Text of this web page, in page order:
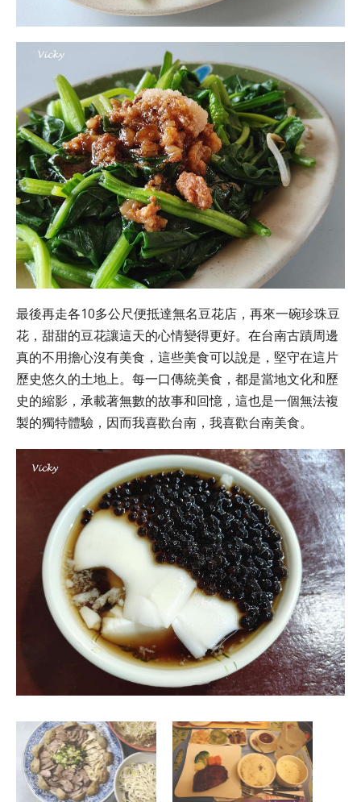
最後再走各10多公尺便抵達無名豆花店，再來一碗珍珠豆
花，甜甜的豆花讓這天的心情變得更好。 在台南古蹟周邊
真的不用擔心沒有美食 ，這些美食可以說是，堅守在這片
歷史悠久的土地上。每一口傳統美食，都是當地文化和歷
史的縮影，承載著無數的故事和回憶 ，這也是一個無法複
製的獨特體驗，因而我喜歡台南，我喜歡台南美食。